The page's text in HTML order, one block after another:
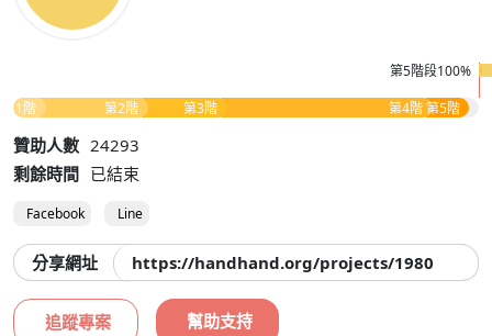
第5階段100%
第1階
第2階 第3階 第4階 第5階
贊助人數 24293
剩餘時間 已結束
Facebook Line
分享網址 https://handhand.org/projects/1980
追蹤專案 幫助支持